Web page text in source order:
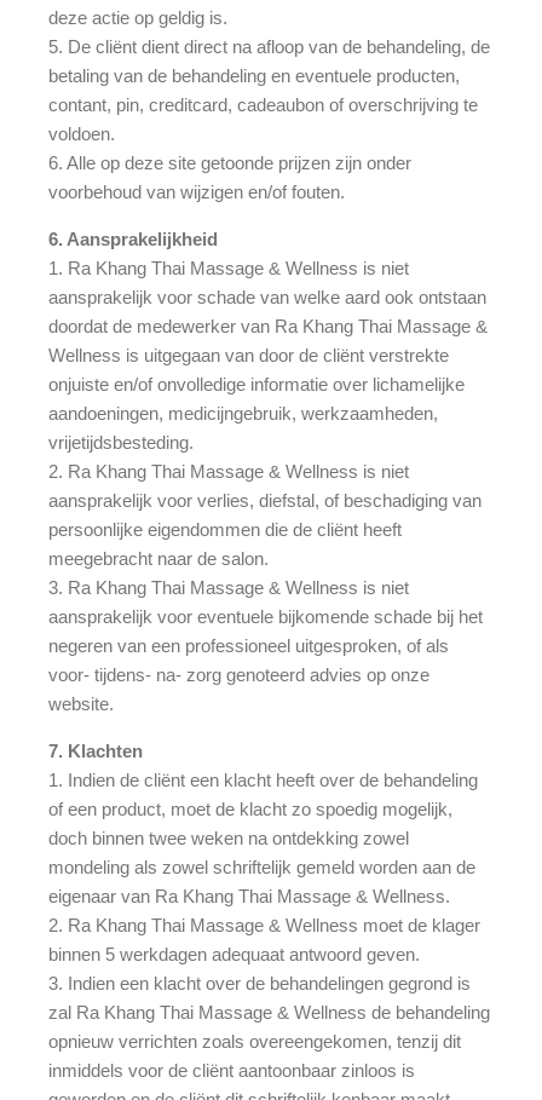
deze actie op geldig is.
5. De cliënt dient direct na afloop van de behandeling, de
betaling van de behandeling en eventuele producten,
contant, pin, creditcard, cadeaubon of overschrijving te
voldoen.
6. Alle op deze site getoonde prijzen zijn onder
voorbehoud van wijzigen en/of fouten.
6. Aansprakelijkheid
1. Ra Khang Thai Massage & Wellness is niet
aansprakelijk voor schade van welke aard ook ontstaan
doordat de medewerker van Ra Khang Thai Massage &
Wellness is uitgegaan van door de cliënt verstrekte
onjuiste en/of onvolledige informatie over lichamelijke
aandoeningen, medicijngebruik, werkzaamheden,
vrijetijdsbesteding.
2. Ra Khang Thai Massage & Wellness is niet
aansprakelijk voor verlies, diefstal, of beschadiging van
persoonlijke eigendommen die de cliënt heeft
meegebracht naar de salon.
3. Ra Khang Thai Massage & Wellness is niet
aansprakelijk voor eventuele bijkomende schade bij het
negeren van een professioneel uitgesproken, of als
voor- tijdens- na- zorg genoteerd advies op onze
website.
7. Klachten
1. Indien de cliënt een klacht heeft over de behandeling
of een product, moet de klacht zo spoedig mogelijk,
doch binnen twee weken na ontdekking zowel
mondeling als zowel schriftelijk gemeld worden aan de
eigenaar van Ra Khang Thai Massage & Wellness.
2. Ra Khang Thai Massage & Wellness moet de klager
binnen 5 werkdagen adequaat antwoord geven.
3. Indien een klacht over de behandelingen gegrond is
zal Ra Khang Thai Massage & Wellness de behandeling
opnieuw verrichten zoals overeengekomen, tenzij dit
inmiddels voor de cliënt aantoonbaar zinloos is